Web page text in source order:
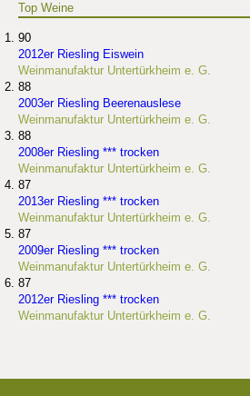
Top Weine
90
2012er Riesling Eiswein
Weinmanufaktur Untertürkheim e. G.
88
2003er Riesling Beerenauslese
Weinmanufaktur Untertürkheim e. G.
88
2008er Riesling *** trocken
Weinmanufaktur Untertürkheim e. G.
87
2013er Riesling *** trocken
Weinmanufaktur Untertürkheim e. G.
87
2009er Riesling *** trocken
Weinmanufaktur Untertürkheim e. G.
87
2012er Riesling *** trocken
Weinmanufaktur Untertürkheim e. G.